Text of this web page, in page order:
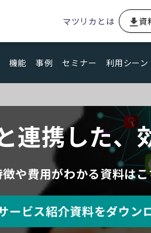
マツリカとは 資
機能 事例 セミナー 利用シーン
連携した、
徴や費用がわかる資料は
ービス紹介資料をダウン